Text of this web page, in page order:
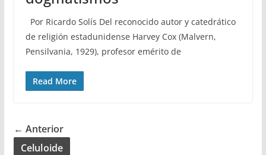
Por Ricardo Solís Del reconocido autor y catedrático
de religión estadunidense Harvey Cox (Malvern,
Pensilvania, 1929), profesor emérito de
Read More
← Anterior
Celuloide